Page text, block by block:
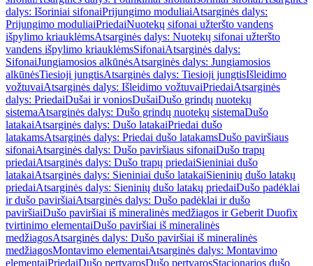
dalys: Išoriniai sifonaiPrijungimo moduliaiAtsarginės dalys:
Prijungimo moduliaiPriedaiNuotekų sifonai užteršto vandens
išpylimo kriauklėmsAtsarginės dalys: Nuotekų sifonai užteršto
vandens išpylimo kriauklėmsSifonaiAtsarginės dalys:
SifonaiJungiamosios alkūnėsAtsarginės dalys: Jungiamosios
alkūnėsTiesioji jungtisAtsarginės dalys: Tiesioji jungtisIšleidimo
vožtuvaiAtsarginės dalys: Išleidimo vožtuvaiPriedaiAtsarginės
dalys: PriedaiDušai ir voniosDušaiDušo grindų nuotekų
sistemaAtsarginės dalys: Dušo grindų nuotekų sistemaDušo
latakaiAtsarginės dalys: Dušo latakaiPriedai dušo
latakamsAtsarginės dalys: Priedai dušo latakamsDušo paviršiaus
sifonaiAtsarginės dalys: Dušo paviršiaus sifonaiDušo trapų
priedaiAtsarginės dalys: Dušo trapų priedaiSieniniai dušo
latakaiAtsarginės dalys: Sieniniai dušo latakaiSieninių dušo latakų
priedaiAtsarginės dalys: Sieninių dušo latakų priedaiDušo padėklai
ir dušo paviršiaiAtsarginės dalys: Dušo padėklai ir dušo
paviršiaiDušo paviršiai iš mineralinės medžiagos ir Geberit Duofix
tvirtinimo elementaiDušo paviršiai iš mineralinės
medžiagosAtsarginės dalys: Dušo paviršiai iš mineralinės
medžiagosMontavimo elementaiAtsarginės dalys: Montavimo
elementaiPriedaiDušo pertvarosDušo pertvarosStacionarios dušo